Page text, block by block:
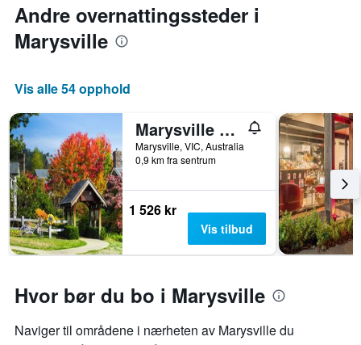
Andre overnattingssteder i
Marysville
Vis alle 54 opphold
Marysville Garden Cottages
Marysville, VIC, Australia
0,9 km fra sentrum
1 526 kr
Vis tilbud
Hvor bør du bo i Marysville
Naviger til områdene i nærheten av Marysville du